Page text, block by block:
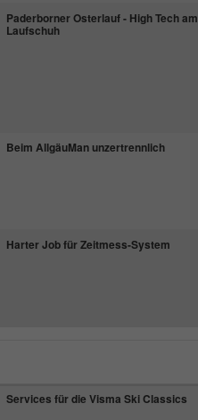
Paderborner Osterlauf - High Tech am
Laufschuh
Beim AllgäuMan unzertrennlich
Harter Job für Zeitmess-System
Services für die Visma Ski Classics
Name